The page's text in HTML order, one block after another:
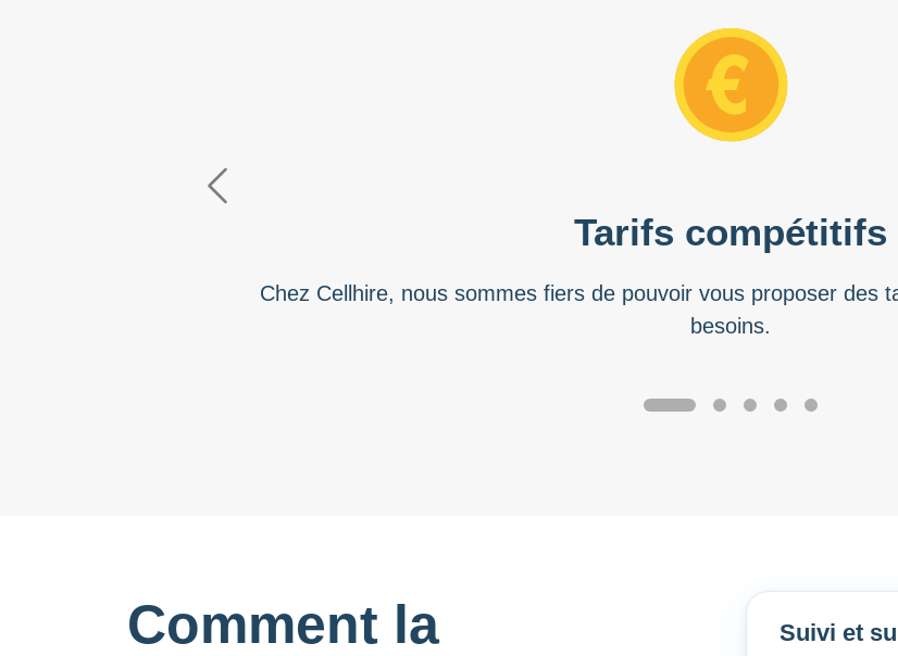
Tarifs compétitifs
Chez Cellhire, nous sommes fiers de pouvoir vous proposer des
besoins.
Previous
Comment la
Suivi et